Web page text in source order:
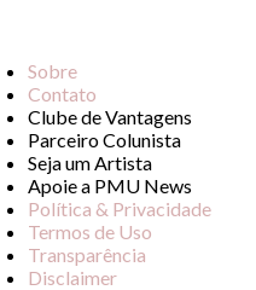
Sobre
Contato
Clube de Vantagens
Parceiro Colunista
Seja um Artista
Apoie a PMU News
Política & Privacidade
Termos de Uso
Transparência
Disclaimer